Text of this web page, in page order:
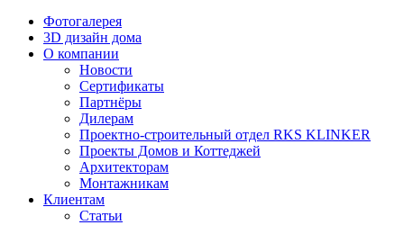
Фотогалерея
3D дизайн дома
О компании
Новости
Сертификаты
Партнёры
Дилерам
Проектно-строительный отдел RKS KLINKER
Проекты Домов и Коттеджей
Архитекторам
Монтажникам
Клиентам
Статьи